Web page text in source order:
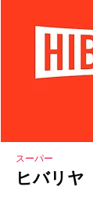
スーパー
ヒバリヤ